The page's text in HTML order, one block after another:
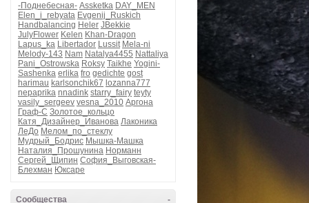
-Поднебесная- Assketka DAY_MEN
Elen_i_rebyata Evgenij_Ruskich
Handbalancing Heler JBekkie
JulyFlower Kelen Khan-Dragon
Lapus_ka Libertador Lussit Mela-ni
Melody-143 Nam Natalya4455 Nattaliya
Pani_Ostrowska Roksy Taikhe Yogini-
Sashenka erlika fro gedichte gost
harimau karlsonchik67 lozanna777
nepaprika nnadink starry_fairy teyty
vasily_sergeev vesna_2010 Аргона
Граф-С Золотое_кольцо
Катя_Дизайнер_Иванова Лаконика
ЛеДо Мелом_по_стеклу
Мудрый_Бодрис Мышка-Машка
Наталия_Прошунина Норманн
Сергей_Щипин София_Выговская-
Блехман Юксаре
-
Сообщества